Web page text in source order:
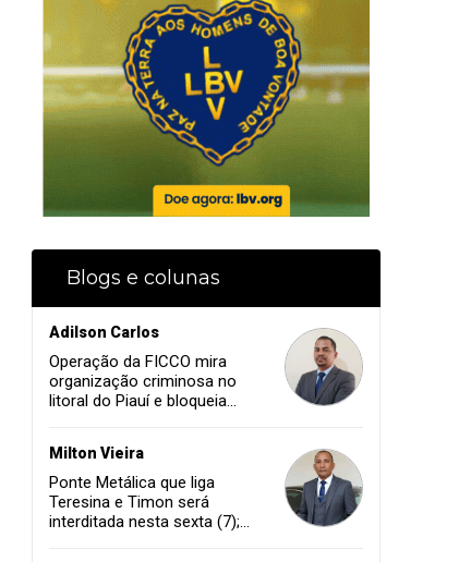
Blogs e colunas
Adilson Carlos
Operação da FICCO mira
organização criminosa no
litoral do Piauí e bloqueia
Milton Vieira
Ponte Metálica que liga
Teresina e Timon será
interditada nesta sexta (7);